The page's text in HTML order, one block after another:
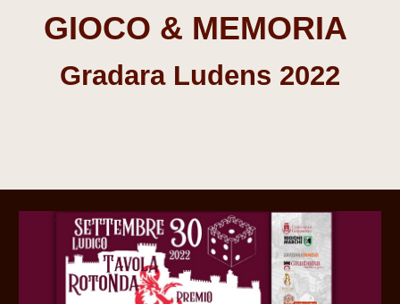
GIOCO & MEMORIA
Gradara Ludens 2022